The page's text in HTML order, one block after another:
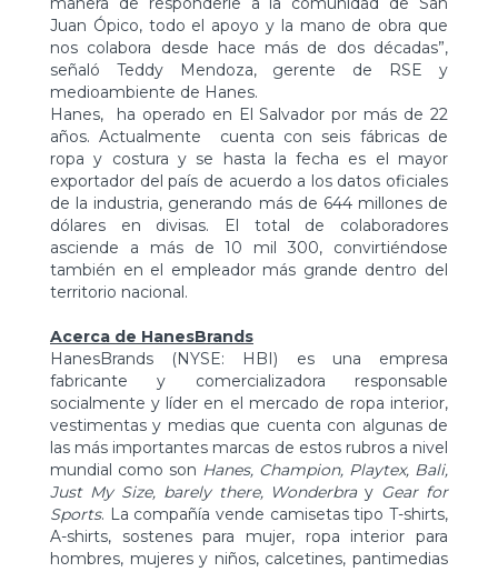
Juan Ópico, todo el apoyo y la mano de obra que
nos colabora desde hace más de dos décadas”,
señaló Teddy Mendoza, gerente de RSE y
medioambiente de Hanes.
Hanes, ha operado en El Salvador por más de 22
años. Actualmente cuenta con seis fábricas de
ropa y costura y se hasta la fecha es el mayor
exportador del país de acuerdo a los datos oficiales
de la industria, generando más de 644 millones de
dólares en divisas. El total de colaboradores
asciende a más de 10 mil 300, convirtiéndose
también en el empleador más grande dentro del
territorio nacional.
Acerca de HanesBrands
HanesBrands (NYSE: HBI) es una empresa
fabricante y comercializadora responsable
socialmente y líder en el mercado de ropa interior,
vestimentas y medias que cuenta con algunas de
las más importantes marcas de estos rubros a nivel
mundial como son Hanes, Champion, Playtex, Bali,
Just My Size, barely there, Wonderbray Gear for
Sports. La compañía vende camisetas tipo T-shirts,
A-shirts, sostenes para mujer, ropa interior para
hombres, mujeres y niños, calcetines, pantimedias